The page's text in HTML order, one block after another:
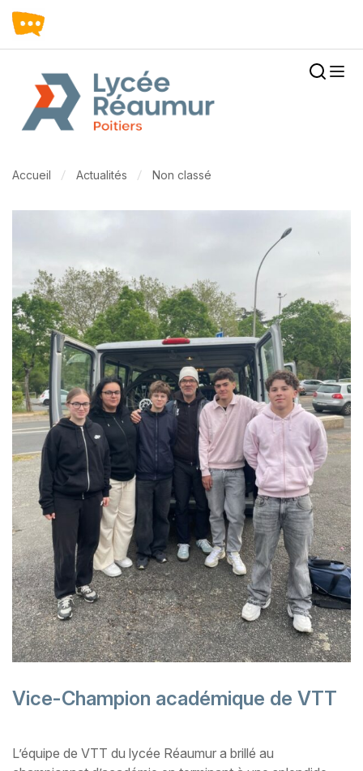
Accueil Actualités Non classé
Vice-Champion académique de VTT
L’équipe de VTT du lycée Réaumur a brillé au